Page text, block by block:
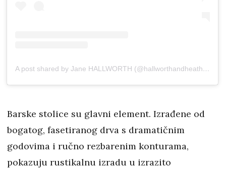
A post shared by Jane HALLWORTH (@hallworthandheathens)
Barske stolice su glavni element. Izrađene od
bogatog, fasetiranog drva s dramatičnim
godovima i ručno rezbarenim konturama,
pokazuju rustikalnu izradu u izrazito